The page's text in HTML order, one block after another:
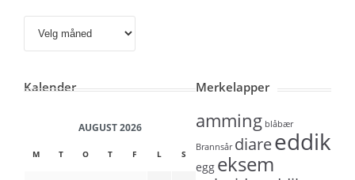
Kalender
AUGUST 2026
M T O T F L S
Merkelapper
amming blåbær
Brannsår diareeddik
egg eksem